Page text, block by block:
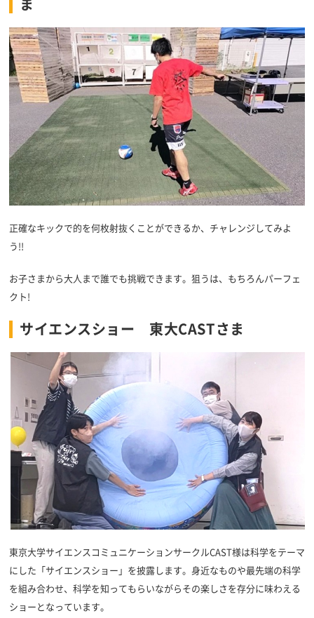
ま
正確なキックで的を何枚射抜くことができるか、チャレンジしてみよ
う!!
お子さまから大人まで誰でも挑戦できます。狙うは、もちろんパーフェ
クト!
サイエンスショー 東大CASTさま
東京大学サイエンスコミュニケーションサークルCAST様は科学をテーマ
にした「サイエンスショー」を披露します。身近なものや最先端の科学
を組み合わせ、科学を知ってもらいながらその楽しさを存分に味わえる
ショーとなっています。